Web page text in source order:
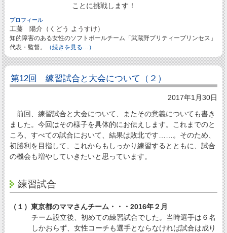
ことに挑戦します！
プロフィール
工藤 陽介（くどう ようすけ）
知的障害のある女性のソフトボールチーム「武蔵野プリティープリンセス」
代表・監督。
（続きを見る…）
第12回 練習試合と大会について（２）
2017年1月30日
前回、練習試合と大会について、またその意義についても書き
ました。今回はその様子を具体的にお伝えします。これまでのと
ころ、すべての試合において、結果は敗北です……。そのため、
初勝利を目指して、これからもしっかり練習するとともに、試合
の機会も増やしていきたいと思っています。
練習試合
（１）東京都のママさんチーム・・・2016年２月
チーム設立後、初めての練習試合でした。当時選手は６名
しかおらず、女性コーチも選手とならなければ試合は成り